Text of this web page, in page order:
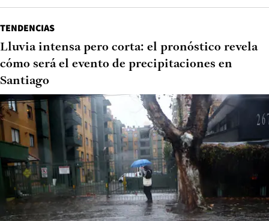
TENDENCIAS
Lluvia intensa pero corta: el pronóstico revela
cómo será el evento de precipitaciones en
Santiago